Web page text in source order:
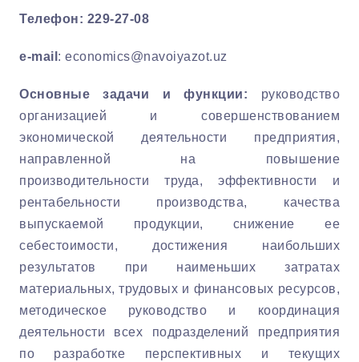
Телефон: 229-27-08
e-mail : economics@navoiyazot.uz
Основные задачи и функции: руководство
организацией и совершенствованием
экономической деятельности предприятия,
направленной на повышение
производительности труда, эффективности и
рентабельности производства, качества
выпускаемой продукции, снижение ее
себестоимости, достижения наибольших
результатов при наименьших затратах
материальных, трудовых и финансовых ресурсов,
методическое руководство и координация
деятельности всех подразделений предприятия
по разработке перспективных и текущих